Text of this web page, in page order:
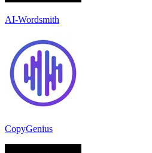
AI-Wordsmith
CopyGenius